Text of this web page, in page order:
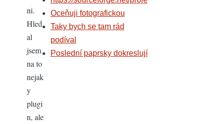
ni.
Hled
al
jsem
na to
nejak
y
plugi
n, ale
Oceňuji fotografickou
Taky bych se tam rád
podíval
Poslední paprsky dokreslují